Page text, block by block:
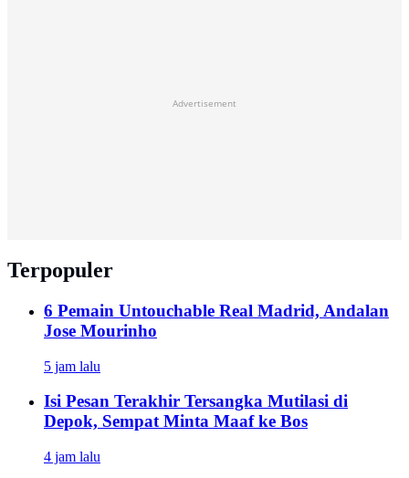
Advertisement
Terpopuler
6 Pemain Untouchable Real Madrid, Andalan
Jose Mourinho
5 jam lalu
Isi Pesan Terakhir Tersangka Mutilasi di
Depok, Sempat Minta Maaf ke Bos
4 jam lalu